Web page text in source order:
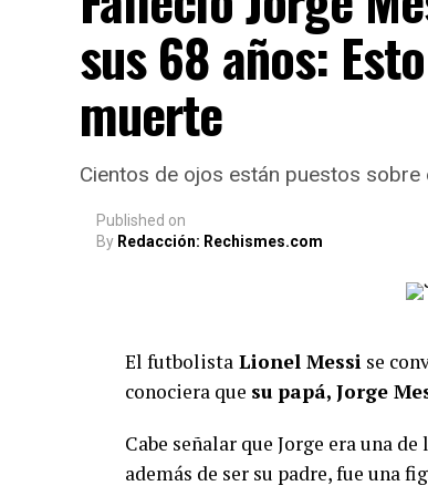
sus 68 años:
muerte
Cientos de ojos están puestos
Published on
By Redacción: Rechismes.com
El futbolista Lionel Messi se
conociera que su papá, Jorge
Cabe señalar que Jorge era una
además de ser su padre, fue una